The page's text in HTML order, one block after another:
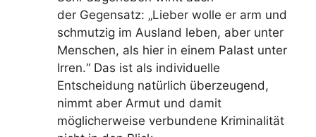
der Gegensatz: „Lieber wolle er arm und
schmutzig im Ausland leben, aber unter
Menschen, als hier in einem Palast unter
Irren.“ Das ist als individuelle
Entscheidung natürlich überzeugend,
nimmt aber Armut und damit
möglicherweise verbundene Kriminalität